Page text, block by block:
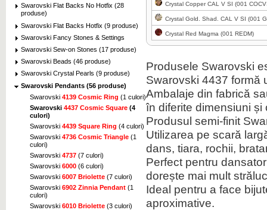
Swarovski Flat Backs No Hotfix (28
produse)
Swarovski Flat Backs Hotfix (9 produse)
Swarovski Fancy Stones & Settings
Swarovski Sew-on Stones (17 produse)
Swarovski Beads (46 produse)
Swarovski Crystal Pearls (9 produse)
Swarovski Pendants (56 produse)
Swarovski 4139 Cosmic Ring (1 culori)
Swarovski 4437 Cosmic Square (4
culori)
Swarovski 4439 Square Ring (4 culori)
Swarovski 4736 Cosmic Triangle (1
culori)
Swarovski 4737 (7 culori)
Swarovski 6000 (6 culori)
Swarovski 6007 Briolette (7 culori)
Swarovski 6902 Zinnia Pendant (1
culori)
Swarovski 6010 Briolette (3 culori)
Click pentru marire
Click pentru marire
Click pentru marire
Crystal Copper CAL V SI (001
Crystal Gold. Shad. CAL V SI (001
Crystal Red Magma (001 REDM)
Produsele Swarovski
Swarovski 4437 formă
Ambalaje din fabrică
în diferite dimensiuni și
Produsul semi-finit
Utilizarea pe scară
dans, tiara, rochii,
Perfect pentru
dorește mai mult
Ideal pentru a face
aproximative.